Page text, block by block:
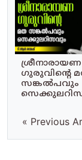
ശ്രീനാരായണ
ഗുരുവിന്റെ
സങ്കൽപവും
« Previous